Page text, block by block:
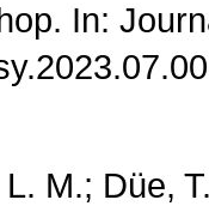
In:
M.; Düe,